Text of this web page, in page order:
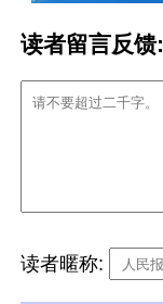
读者留言反馈:
读者暱称: